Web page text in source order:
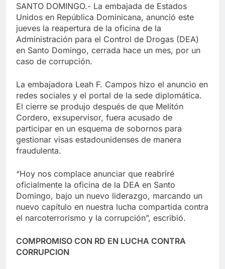
SANTO DOMINGO.- La embajada de Estados
Unidos en República Dominicana, anunció este
jueves la reapertura de la oficina de la
Administración para el Control de Drogas (DEA)
en Santo Domingo, cerrada hace un mes, por un
caso de corrupción.
La embajadora Leah F. Campos hizo el anuncio en
redes sociales y el portal de la sede diplomática.
El cierre se produjo después de que Melitón
Cordero, exsupervisor, fuera acusado de
participar en un esquema de sobornos para
gestionar visas estadounidenses de manera
fraudulenta.
“Hoy nos complace anunciar que reabriré
oficialmente la oficina de la DEA en Santo
Domingo, bajo un nuevo liderazgo, marcando un
nuevo capítulo en nuestra lucha compartida contra
el narcoterrorismo y la corrupción”, escribió.
COMPROMISO CON RD EN LUCHA CONTRA
CORRUPCION